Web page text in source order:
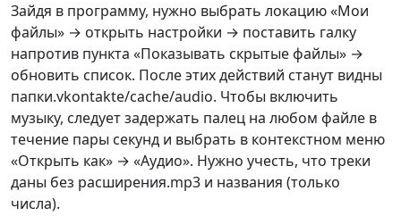
Зайдя в программу, нужно выбрать локацию «Мои
файлы» → открыть настройки → поставить галку
напротив пункта «Показывать скрытые файлы» →
обновить список. После этих действий станут видны
папки.vkontakte/cache/audio. Чтобы включить
музыку, следует задержать палец на любом файле в
течение пары секунд и выбрать в контекстном меню
«Открыть как» → «Аудио». Нужно учесть, что треки
даны без расширения.mp3 и названия (только
числа).